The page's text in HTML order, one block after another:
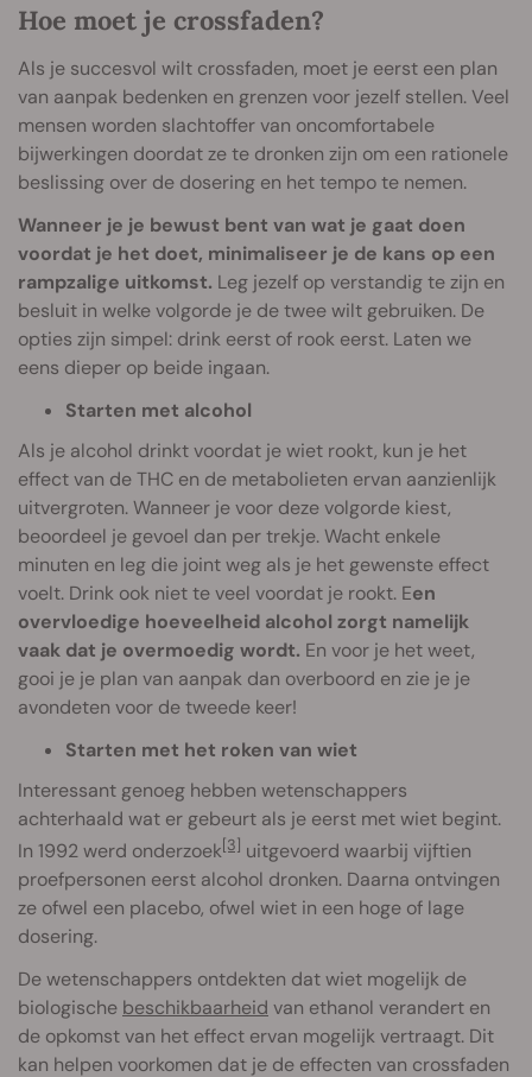
Hoe moet je crossfaden?
Als je succesvol wilt crossfaden, moet je eerst een plan
van aanpak bedenken en grenzen voor jezelf stellen. Veel
mensen worden slachtoffer van oncomfortabele
bijwerkingen doordat ze te dronken zijn om een rationele
beslissing over de dosering en het tempo te nemen.
Wanneer je je bewust bent van wat je gaat doen
voordat je het doet, minimaliseer je de kans op een
rampzalige uitkomst. Leg jezelf op verstandig te zijn en
besluit in welke volgorde je de twee wilt gebruiken. De
opties zijn simpel: drink eerst of rook eerst. Laten we
eens dieper op beide ingaan.
Starten met alcohol
Als je alcohol drinkt voordat je wiet rookt, kun je het
effect van de THC en de metabolieten ervan aanzienlijk
uitvergroten. Wanneer je voor deze volgorde kiest,
beoordeel je gevoel dan per trekje. Wacht enkele
minuten en leg die joint weg als je het gewenste effect
voelt. Drink ook niet te veel voordat je rookt. Een
overvloedige hoeveelheid alcohol zorgt namelijk
vaak dat je overmoedig wordt. En voor je het weet,
gooi je je plan van aanpak dan overboord en zie je je
avondeten voor de tweede keer!
Starten met het roken van wiet
Interessant genoeg hebben wetenschappers
achterhaald wat er gebeurt als je eerst met wiet begint.
In 1992 werd onderzoek[3] uitgevoerd waarbij vijftien
proefpersonen eerst alcohol dronken. Daarna ontvingen
ze ofwel een placebo, ofwel wiet in een hoge of lage
dosering.
De wetenschappers ontdekten dat wiet mogelijk de
biologische beschikbaarheid van ethanol verandert en
de opkomst van het effect ervan mogelijk vertraagt. Dit
kan helpen voorkomen dat je de effecten van crossfaden